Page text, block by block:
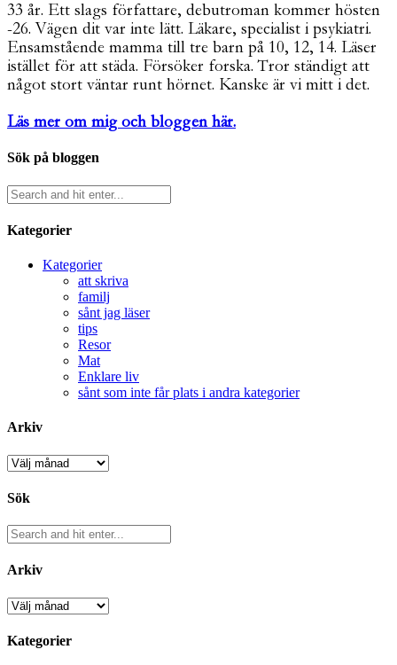
33 år. Ett slags författare, debutroman kommer hösten
-26. Vägen dit var inte lätt. Läkare, specialist i psykiatri.
Ensamstående mamma till tre barn på 10, 12, 14. Läser
istället för att städa. Försöker forska. Tror ständigt att
något stort väntar runt hörnet. Kanske är vi mitt i det.
Läs mer om mig och bloggen här.
Sök på bloggen
Kategorier
Kategorier
att skriva
familj
sånt jag läser
tips
Resor
Mat
Enklare liv
sånt som inte får plats i andra kategorier
Arkiv
Arkiv
Sök
Arkiv
Arkiv
Kategorier